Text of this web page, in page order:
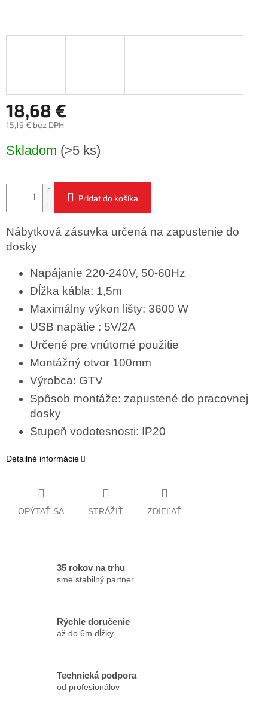
18,68 €
15,19 € bez DPH
cena:
Skladom (>5 ks)
Pridať do košíka
Nábytková zásuvka určená na zapustenie do
dosky
Napájanie 220-240V, 50-60Hz
Dĺžka kábla: 1,5m
Maximálny výkon lišty: 3600 W
USB napätie : 5V/2A
Určené pre vnútorné použitie
Montážný otvor 100mm
Výrobca: GTV
Spôsob montáže: zapustené do pracovnej
dosky
Stupeň vodotesnosti: IP20
Detailné informácie
OPÝTAŤ SA STRÁŽIŤ ZDIEĽAŤ
35 rokov na trhu
sme stabilný partner
Rýchle doručenie
až do 6m dĺžky
Technická podpora
od profesionálov